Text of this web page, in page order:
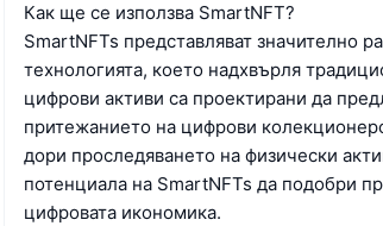
Как ще се използва SmartNFT?
SmartNFTs представляват значително
технологията, което надхвърля
цифрови активи са проектирани да
притежанието на цифрови
дори проследяването на физически
потенциала на SmartNFTs да подобри
цифровата икономика.